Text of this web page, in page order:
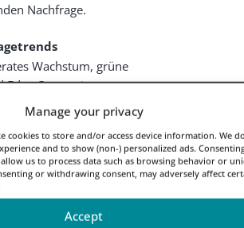
Manage your privacy
cookies to store and/or access device information. We
and to show (non-) personalized ads.
us to process data such as browsing behavior or
or withdrawing consent, may adversely affect
Accept
Nachfrage.
Wachstum, grüne
Edge Computing
IP Transit wird in
Jahren
stetig wachsen,
Faktoren wie:
Einsatz von Edge
zur Verringerung der
für Anwendungen